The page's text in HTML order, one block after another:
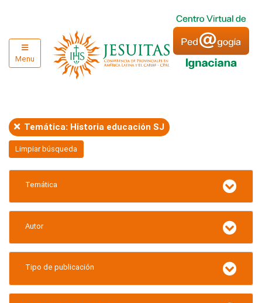
Menu
Temática: Historia educación SJ
Limpiar búsqueda
Temática
Autor
Tipo de publicación